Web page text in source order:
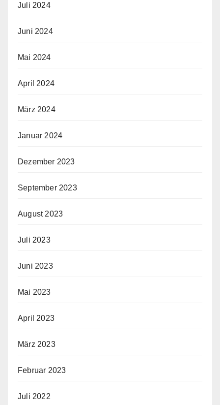
Juli 2024
Juni 2024
Mai 2024
April 2024
März 2024
Januar 2024
Dezember 2023
September 2023
August 2023
Juli 2023
Juni 2023
Mai 2023
April 2023
März 2023
Februar 2023
Juli 2022